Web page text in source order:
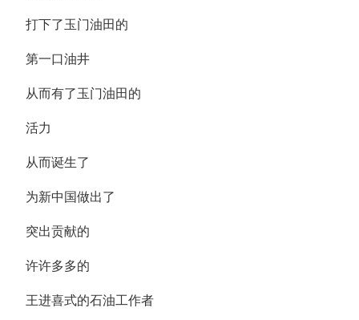
打下了玉门油田的
第一口油井
从而有了玉门油田的
活力
从而诞生了
为新中国做出了
突出贡献的
许许多多的
王进喜式的石油工作者